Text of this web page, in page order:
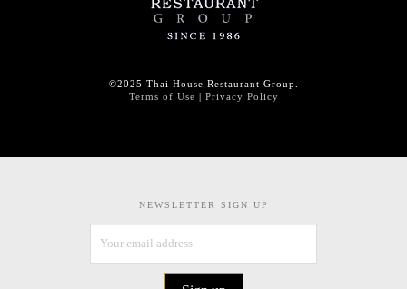
©2025 Thai House Restaurant Group.
Terms of Use | Privacy Policy
NEWSLETTER SIGN UP